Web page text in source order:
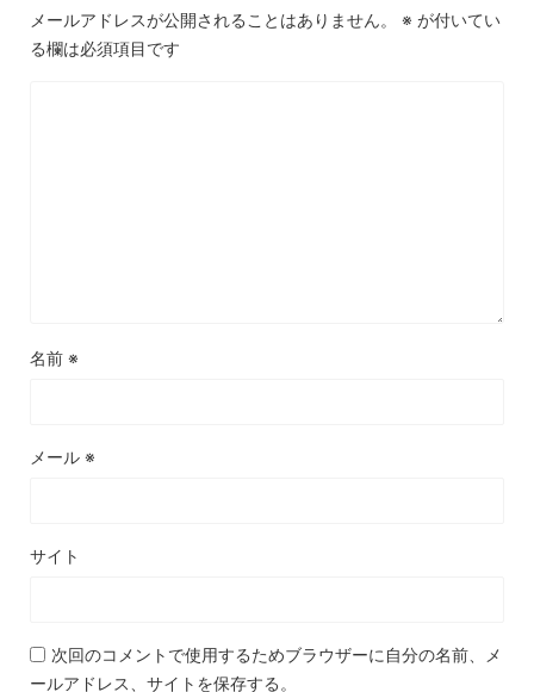
メールアドレスが公開されることはありません。 ※ が付いてい
る欄は必須項目です
名前 ※
メール ※
サイト
次回のコメントで使用するためブラウザーに自分の名前、メ
ールアドレス、サイトを保存する。